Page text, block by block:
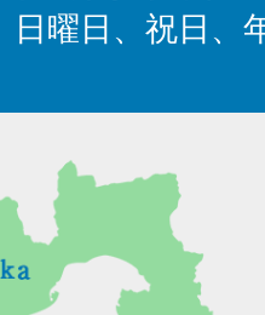
日曜日、祝日、